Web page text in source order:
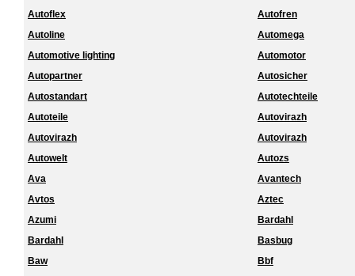
Autoflex
Autofren
Autoline
Automega
Automotive lighting
Automotor
Autopartner
Autosicher
Autostandart
Autotechteile
Autoteile
Autovirazh
Autovirazh
Autovirazh
Autowelt
Autozs
Ava
Avantech
Avtos
Aztec
Azumi
Bardahl
Bardahl
Basbug
Baw
Bbf